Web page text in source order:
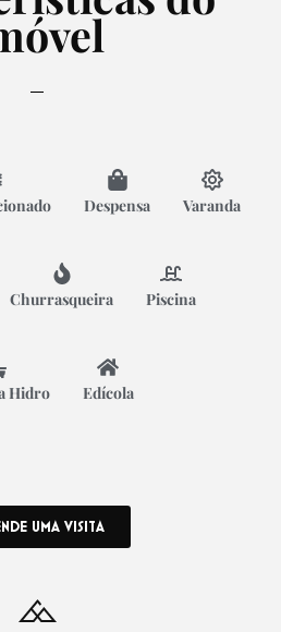
Despensa Varanda
Churrasqueira Piscina
Hidro Edícola
UMA VISITA